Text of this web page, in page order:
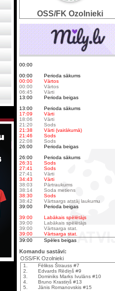
OSS/FK Ozolnieki
00:00
00:00
Perioda sākums
00:00
Vārtos
00:00
Vārtos
06:45
Vārti
13:00
Perioda beigas
13:00
Perioda sākums
17:09
Vārti
18:06
Vārti
21:20
Sods
21:38
Vārti (vairākumā)
21:46
Sods
22:08
Sods
26:00
Perioda beigas
26:00
Perioda sākums
26:31
Sods
27:41
Sods
27:41
Vārti
34:43
Vārti
38:03
Pārtraukums
38:14
Soda metiens
38:30
Sods
38:42
Vārtsargs atstāj laukumu
39:00
Perioda beigas
39:00
Labākais spēlētājs
39:00
Labākais spēlētājs
39:00
Vārtsarga stat.
39:00
Vārtsarga stat.
39:00
Spēles beigas
Komandu sastāvi:
OSS/FK Ozolnieki
1.
Fēlikss Štrauss #7
2.
Edvards Rēdiņš #9
3.
Dominiks Marks Ivulāns #10
4.
Bruno Krastiņš #13
5.
Jānis Romanovskis #15